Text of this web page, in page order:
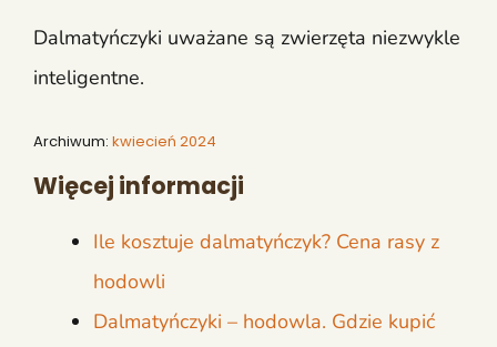
Dalmatyńczyki uważane są zwierzęta niezwykle
inteligentne.
Archiwum: kwiecień 2024
Więcej informacji
Ile kosztuje dalmatyńczyk? Cena rasy z
hodowli
Dalmatyńczyki – hodowla. Gdzie kupić